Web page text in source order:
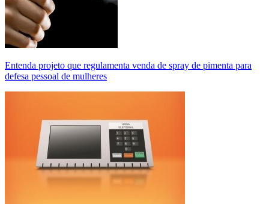
Entenda projeto que regulamenta venda de spray de pimenta para
defesa pessoal de mulheres